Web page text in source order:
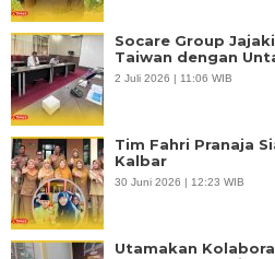
Socare Group
Taiwan dengan
2 Juli 2026 | 11:06 WIB
Tim Fahri Pranaja
Kalbar
30 Juni 2026 | 12:23 WIB
Utamakan